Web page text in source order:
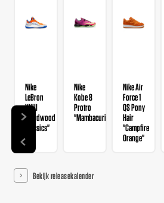
Nike
LeBron
XXIII
"Hardwood
Classics"
Nike
Kobe 8
Protro
"Mambacurial"
Nike Air
Force 1
QS Pony
Hair
"Campfire
Orange"
Bekijk releasekalender